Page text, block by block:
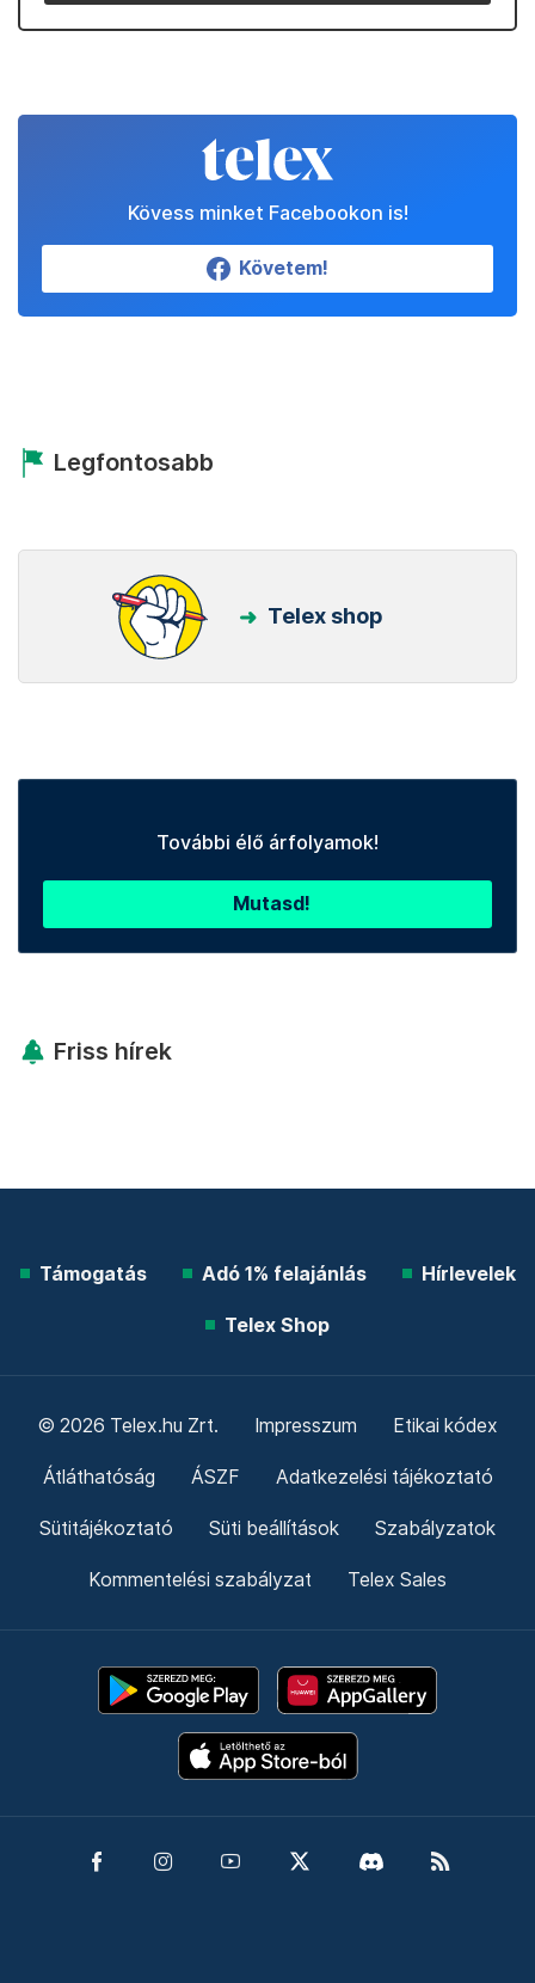
Kövess minket Facebookon is!
Követem!
Legfontosabb
Telex shop
További élő árfolyamok!
Mutasd!
Friss hírek
Támogatás Adó 1% felajánlás Hírlevelek
Telex Shop
© 2026 Telex.hu Zrt. Impresszum Etikai kódex
Átláthatóság ÁSZF Adatkezelési tájékoztató
Sütitájékoztató Süti beállítások Szabályzatok
Kommentelési szabályzat Telex Sales